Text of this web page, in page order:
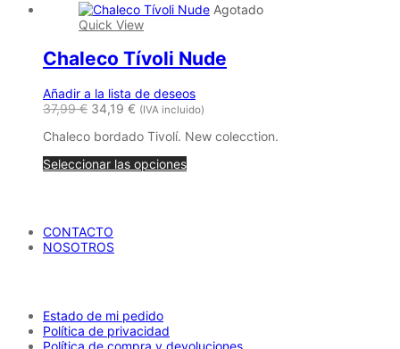
producto
tiene
Las
opciones
pueden
elegir
en
página
Agotado
Quick View
Chaleco Tívoli Nude
Añadir a la lista de deseos
37,99€ 34,19 € (IVA incluido)
Chaleco bordado Tivolí. New colecction.
Seleccionar las opciones
CONTACTO
NOSOTROS
Estado de mi pedido
Política de privacidad